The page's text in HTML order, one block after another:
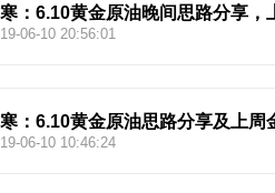
：6.10黄金原油晚间思路分享，
06-10 20:56:01
：6.10黄金原油思路分享及上周
06-10 10:46:24